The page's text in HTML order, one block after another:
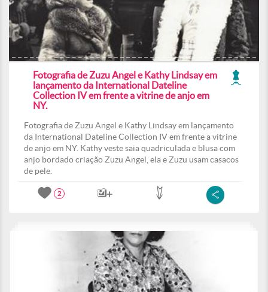
Fotografia de Zuzu Angel e Kathy Lindsay em
lançamento da International Dateline
Collection IV em frente a vitrine de anjo em
NY.
Fotografia de Zuzu Angel e Kathy Lindsay em lançamento
da International Dateline Collection IV em frente a vitrine
de anjo em NY. Kathy veste saia quadriculada e blusa com
anjo bordado criação Zuzu Angel, ela e Zuzu usam casacos
de pele.
2